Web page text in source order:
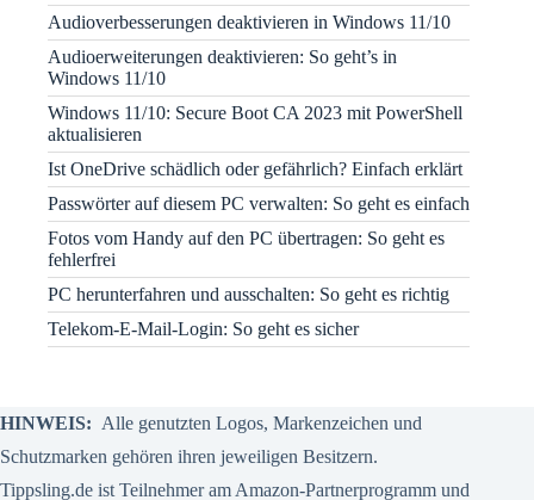
Audioverbesserungen deaktivieren in Windows 11/10
Audioerweiterungen deaktivieren: So geht’s in
Windows 11/10
Windows 11/10: Secure Boot CA 2023 mit PowerShell
aktualisieren
Ist OneDrive schädlich oder gefährlich? Einfach erklärt
Passwörter auf diesem PC verwalten: So geht es einfach
Fotos vom Handy auf den PC übertragen: So geht es
fehlerfrei
PC herunterfahren und ausschalten: So geht es richtig
Telekom-E-Mail-Login: So geht es sicher
HINWEIS: Alle genutzten Logos, Markenzeichen und
Schutzmarken gehören ihren jeweiligen Besitzern.
Tippsling.de ist Teilnehmer am Amazon-Partnerprogramm und